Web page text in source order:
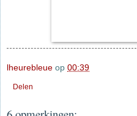
lheurebleue op 00:39
Delen